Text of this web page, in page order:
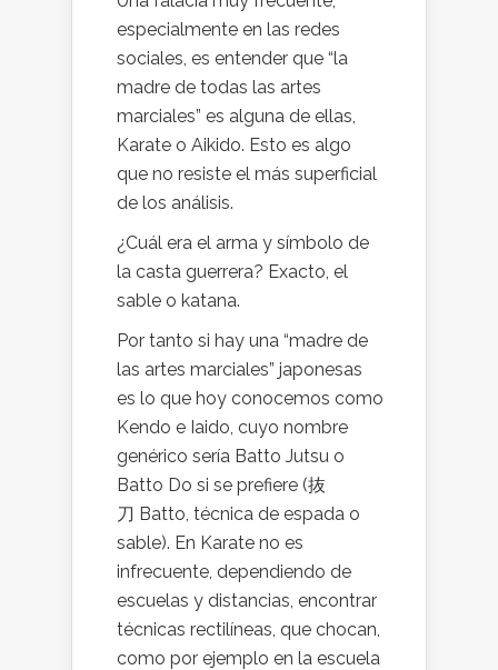
especialmente en las redes
sociales, es entender que “la
madre de todas las artes
marciales” es alguna de ellas,
Karate o Aikido. Esto es algo
que no resiste el más superficial
de los análisis.
¿Cuál era el arma y símbolo de
la casta guerrera? Exacto, el
sable o katana.
Por tanto si hay una “madre de
las artes marciales” japonesas
es lo que hoy conocemos como
Kendo e Iaido, cuyo nombre
genérico sería Batto Jutsu o
Batto Do si se prefiere (抜
刀 Batto, técnica de espada o
sable). En Karate no es
infrecuente, dependiendo de
escuelas y distancias, encontrar
técnicas rectilíneas, que chocan,
como por ejemplo en la escuela